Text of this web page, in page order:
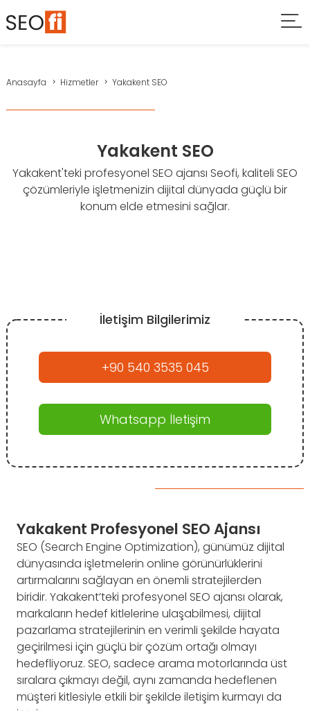
Anasayfa Hizmetler Yakakent SEO
Yakakent SEO
Yakakent'teki profesyonel SEO ajansı Seofi, kaliteli SEO
çözümleriyle işletmenizin dijital dünyada güçlü bir
konum elde etmesini sağlar.
İletişim Bilgilerimiz
+90 540 3535 045
Whatsapp İletişim
Yakakent Profesyonel SEO Ajansı
SEO (Search Engine Optimization), günümüz dijital
dünyasında işletmelerin online görünürlüklerini
artırmalarını sağlayan en önemli stratejilerden
biridir. Yakakent’teki profesyonel SEO ajansı olarak,
markaların hedef kitlelerine ulaşabilmesi, dijital
pazarlama stratejilerinin en verimli şekilde hayata
geçirilmesi için güçlü bir çözüm ortağı olmayı
hedefliyoruz. SEO, sadece arama motorlarında üst
sıralara çıkmayı değil, aynı zamanda hedeflenen
müşteri kitlesiyle etkili bir şekilde iletişim kurmayı da